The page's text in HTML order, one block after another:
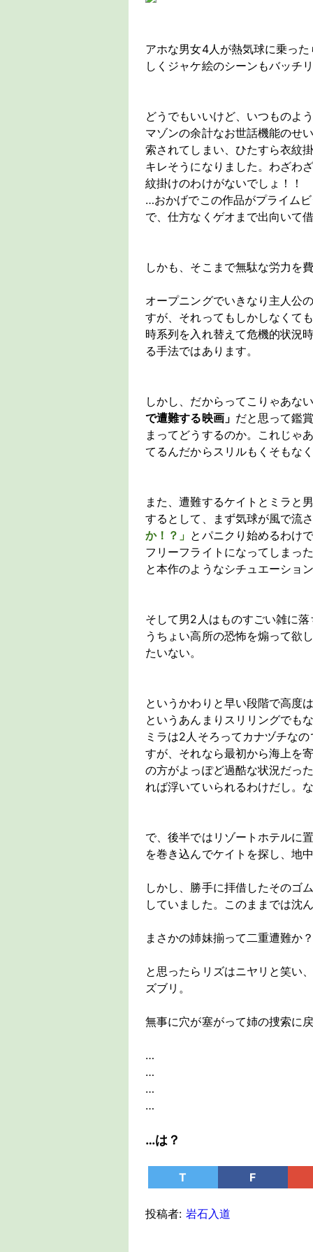
アホな男女4人が熱気球に乗っ
しくジャケ絵のシーンもバッチ
どうでもいいけど、いつものよ
マゾンの余計なお世話機能のせ
索されてしまい、ひたすら衣紋
キレそうになりました。わざわ
紋掛けのわけがないでしょ！！
…おかげでこの作品がプライム
で、仕方なくゲオまで出向いて
しかも、そこまで無駄な労力を
オープニングでいきなり主人公
すが、それってもしかしなくて
時系列を入れ替えて危機的状況
る手法ではあります。
しかし、だからってこりゃあな
で遭難する映画」 だと思って鑑
まってどうするのか。これじゃ
てるんだからスリルもくそもな
また、遭難するケイトとミラと
するとして、まず気球が風で流
か！？」 とパニクり始めるわけ
フリーフライトになってしまっ
と本作のようなシチュエーショ
そして男2人はものすごい雑に
うちょい高所の恐怖を煽って欲
たいない。
というかわりと早い段階で高度
というあんまりスリリングでも
ミラは2人そろってカナヅチな
すが、それなら最初から海上を
の方がよっぽど過酷な状況だっ
れば浮いていられるわけだし。
で、後半ではリゾートホテルに
を巻き込んでケイトを探し、地
しかし、勝手に拝借したそのゴ
していました。このままでは沈
まさかの姉妹揃って二重遭難か
と思ったらリズはニヤリと笑い
ズブリ。
無事に穴が塞がって姉の捜索に
…
…
…
…
…は？
T F
投稿者: 岩石入道